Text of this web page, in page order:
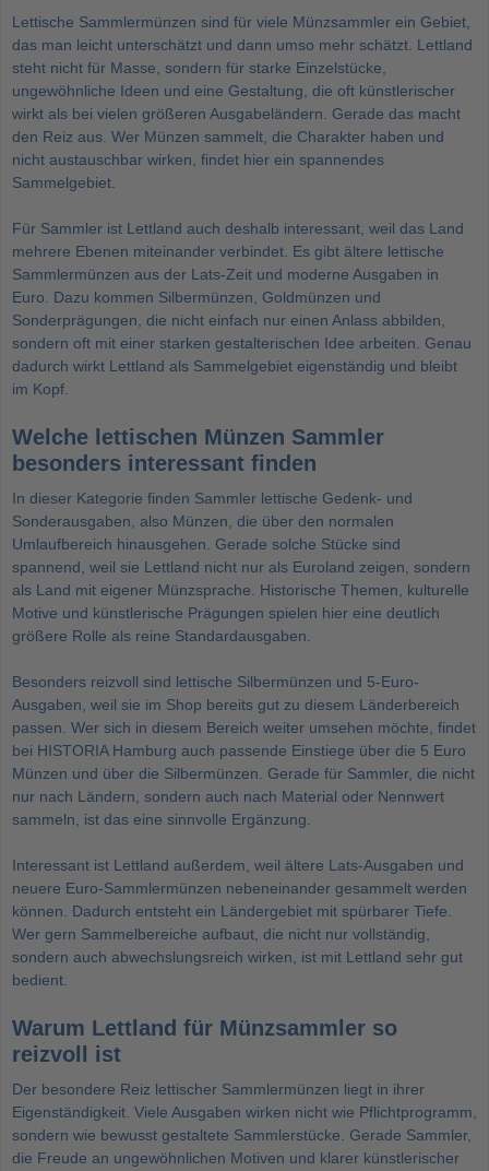
Lettische Sammlermünzen sind für viele Münzsammler ein Gebiet,
das man leicht unterschätzt und dann umso mehr schätzt. Lettland
steht nicht für Masse, sondern für starke Einzelstücke,
ungewöhnliche Ideen und eine Gestaltung, die oft künstlerischer
wirkt als bei vielen größeren Ausgabeländern. Gerade das macht
den Reiz aus. Wer Münzen sammelt, die Charakter haben und
nicht austauschbar wirken, findet hier ein spannendes
Sammelgebiet.
Für Sammler ist Lettland auch deshalb interessant, weil das Land
mehrere Ebenen miteinander verbindet. Es gibt ältere lettische
Sammlermünzen aus der Lats-Zeit und moderne Ausgaben in
Euro. Dazu kommen Silbermünzen, Goldmünzen und
Sonderprägungen, die nicht einfach nur einen Anlass abbilden,
sondern oft mit einer starken gestalterischen Idee arbeiten. Genau
dadurch wirkt Lettland als Sammelgebiet eigenständig und bleibt
im Kopf.
Welche lettischen Münzen Sammler
besonders interessant finden
In dieser Kategorie finden Sammler lettische Gedenk- und
Sonderausgaben, also Münzen, die über den normalen
Umlaufbereich hinausgehen. Gerade solche Stücke sind
spannend, weil sie Lettland nicht nur als Euroland zeigen, sondern
als Land mit eigener Münzsprache. Historische Themen, kulturelle
Motive und künstlerische Prägungen spielen hier eine deutlich
größere Rolle als reine Standardausgaben.
Besonders reizvoll sind lettische Silbermünzen und 5-Euro-
Ausgaben, weil sie im Shop bereits gut zu diesem Länderbereich
passen. Wer sich in diesem Bereich weiter umsehen möchte, findet
bei HISTORIA Hamburg auch passende Einstiege über die 5 Euro
Münzen und über die Silbermünzen . Gerade für Sammler, die nicht
nur nach Ländern, sondern auch nach Material oder Nennwert
sammeln, ist das eine sinnvolle Ergänzung.
Interessant ist Lettland außerdem, weil ältere Lats-Ausgaben und
neuere Euro-Sammlermünzen nebeneinander gesammelt werden
können. Dadurch entsteht ein Ländergebiet mit spürbarer Tiefe.
Wer gern Sammelbereiche aufbaut, die nicht nur vollständig,
sondern auch abwechslungsreich wirken, ist mit Lettland sehr gut
bedient.
Warum Lettland für Münzsammler so
reizvoll ist
Der besondere Reiz lettischer Sammlermünzen liegt in ihrer
Eigenständigkeit. Viele Ausgaben wirken nicht wie Pflichtprogramm,
sondern wie bewusst gestaltete Sammlerstücke. Gerade Sammler,
die Freude an ungewöhnlichen Motiven und klarer künstlerischer